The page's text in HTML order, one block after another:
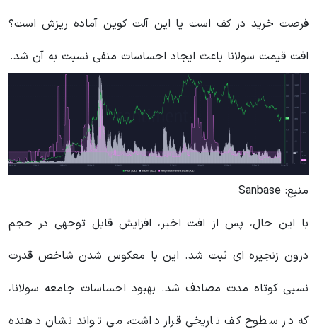
فرصت خرید در کف است یا این آلت کوین آماده ریزش است؟
افت قیمت سولانا باعث ایجاد احساسات منفی نسبت به آن شد.
منبع: Sanbase
با این حال، پس از افت اخیر، افزایش قابل توجهی در حجم
درون زنجیره ای ثبت شد. این با معکوس شدن شاخص قدرت
نسبی کوتاه مدت مصادف شد. بهبود احساسات جامعه سولانا،
که در سطوح کف تاریخی قرار داشت، می تواند نشان دهنده